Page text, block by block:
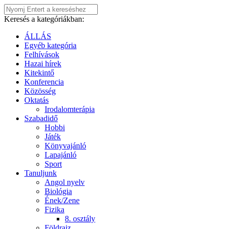
Keresés a kategóriákban:
ÁLLÁS
Egyéb kategória
Felhívások
Hazai hírek
Kitekintő
Konferencia
Közösség
Oktatás
Irodalomterápia
Szabadidő
Hobbi
Játék
Könyvajánló
Lapajánló
Sport
Tanuljunk
Angol nyelv
Biológia
Ének/Zene
Fizika
8. osztály